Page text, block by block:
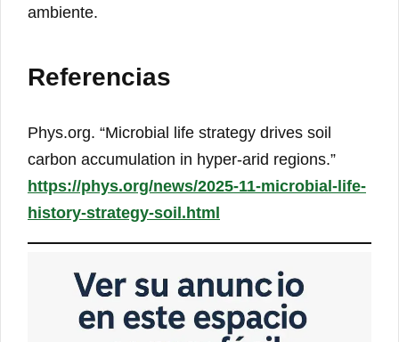
ambiente.
Referencias
Phys.org. “Microbial life strategy drives soil
carbon accumulation in hyper-arid regions.”
https://phys.org/news/2025-11-microbial-life-
history-strategy-soil.html